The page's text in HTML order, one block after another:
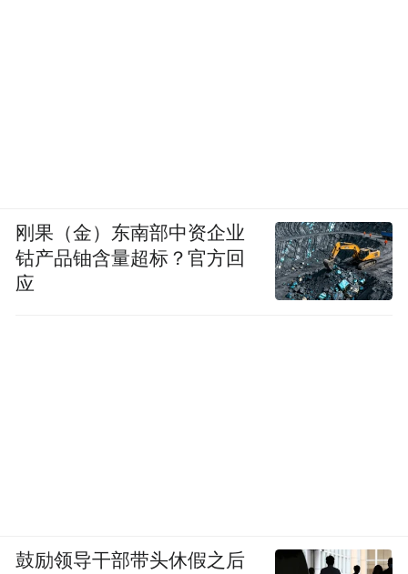
刚果（金）东南部中资企业
钴产品铀含量超标？官方回
应
鼓励领导干部带头休假之后